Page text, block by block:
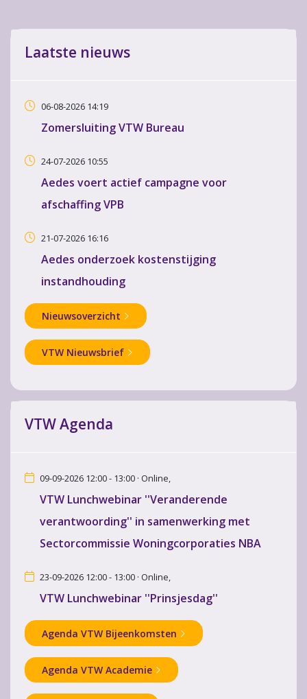
Laatste nieuws
06-08-2026 14:19
Zomersluiting VTW Bureau
24-07-2026 10:55
Aedes voert actief campagne voor
afschaffing VPB
21-07-2026 16:16
Aedes onderzoek kostenstijging
instandhouding
Nieuwsoverzicht
VTW Nieuwsbrief
VTW Agenda
09-09-2026 12:00 - 13:00 · Online,
VTW Lunchwebinar ''Veranderende
verantwoording'' in samenwerking met
Sectorcommissie Woningcorporaties NBA
23-09-2026 12:00 - 13:00 · Online,
VTW Lunchwebinar ''Prinsjesdag''
Agenda VTW Bijeenkomsten
Agenda VTW Academie